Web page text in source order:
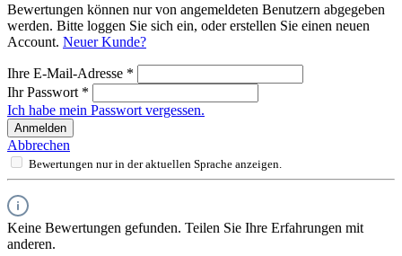
Bewertungen können nur von angemeldeten Benutzern abgegeben
werden. Bitte loggen Sie sich ein, oder erstellen Sie einen neuen
Account. Neuer Kunde?
Ihre E-Mail-Adresse *
Ihr Passwort *
Ich habe mein Passwort vergessen.
Anmelden
Abbrechen
Bewertungen nur in der aktuellen Sprache anzeigen.
Keine Bewertungen gefunden. Teilen Sie Ihre Erfahrungen mit
anderen.